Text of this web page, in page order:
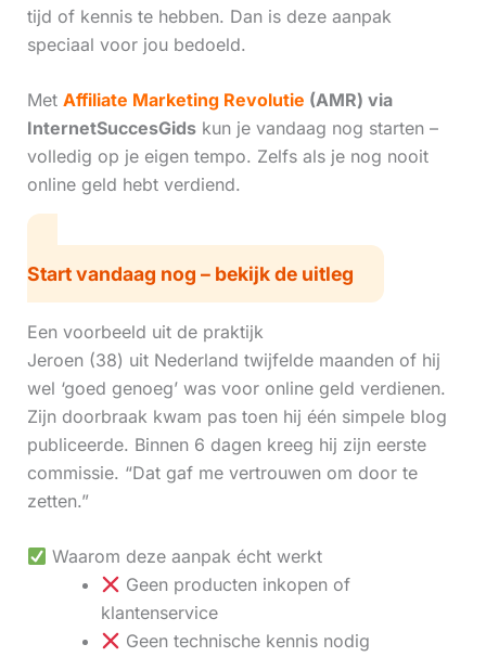
tijd of kennis te hebben. Dan is deze aanpak
speciaal voor jou bedoeld.
Met Affiliate Marketing Revolutie (AMR) via
InternetSuccesGidskun je vandaag nog starten –
volledig op je eigen tempo. Zelfs als je nog nooit
online geld hebt verdiend.
Start vandaag nog – bekijk de uitleg
Een voorbeeld uit de praktijk
Jeroen (38) uit Nederland twijfelde maanden of hij
wel ‘goed genoeg’ was voor online geld verdienen.
Zijn doorbraak kwam pas toen hij één simpele blog
publiceerde. Binnen 6 dagen kreeg hij zijn eerste
commissie. “Dat gaf me vertrouwen om door te
zetten.”
Waarom deze aanpak écht werkt
Geen producten inkopen of
klantenservice
Geen technische kennis nodig